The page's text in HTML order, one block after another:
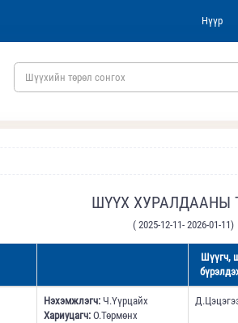
Нүүр
Шүүхийн төрөл сонгох
ШҮҮХ ХУРАЛДААНЫ
( 2025-12-11- 2026-01-11)
Шүүгч,
Нэхэмжлэгч:Ч.Үүрцайх
Хариуцагч:О.Төрмөнх